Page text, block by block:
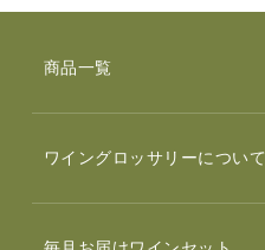
商品一覧
ワイングロッサリーについて